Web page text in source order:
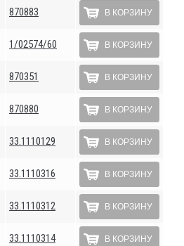
870883 В КОРЗИНУ
1/02574/60 В КОРЗИНУ
870351 В КОРЗИНУ
870880 В КОРЗИНУ
33.1110129 В КОРЗИНУ
33.1110316 В КОРЗИНУ
33.1110312 В КОРЗИНУ
33.1110314 В КОРЗИНУ